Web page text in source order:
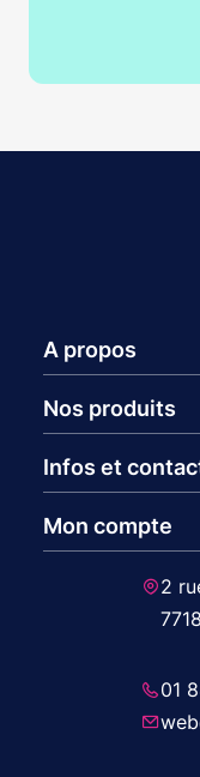
A propos
Nos produits
Infos et
Mon compte
2
01